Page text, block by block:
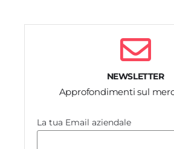
NEWSLETTER
Approfondimenti sul
La tua Email aziendale